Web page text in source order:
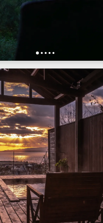
1 2 3 4 5